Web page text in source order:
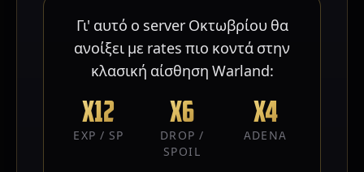
Γι' αυτό ο server Οκτωβρίου θα
ανοίξει με rates πιο κοντά στην
κλασική αίσθηση Warland:
x12
EXP / SP
x6
DROP /
SPOIL
x4
ADENA